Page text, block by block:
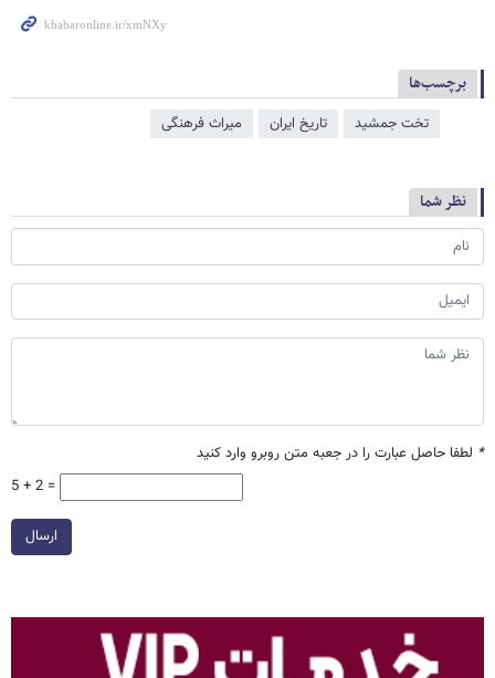
برچسب‌ها
تخت جمشید تاریخ ایران میراث فرهنگی
نظر شما
* لطفا حاصل عبارت را در جعبه متن روبرو وارد کنید
5 + 2 =
ارسال